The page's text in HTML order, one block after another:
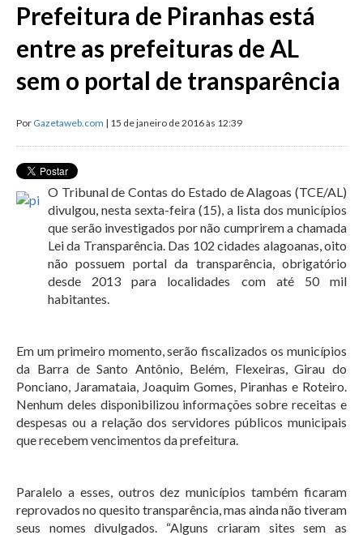
Prefeitura de Piranhas está
entre as prefeituras de AL
sem o portal de transparência
Por Gazetaweb.com | 15 de janeiro de 2016 às 12:39
O Tribunal de Contas do Estado de Alagoas (TCE/AL)
divulgou, nesta sexta-feira (15), a lista dos municípios
que serão investigados por não cumprirem a chamada
Lei da Transparência. Das 102 cidades alagoanas, oito
não possuem portal da transparência, obrigatório
desde 2013 para localidades com até 50 mil
habitantes.
Em um primeiro momento, serão fiscalizados os municípios
da Barra de Santo Antônio, Belém, Flexeiras, Girau do
Ponciano, Jaramataia, Joaquim Gomes, Piranhas e Roteiro.
Nenhum deles disponibilizou informações sobre receitas e
despesas ou a relação dos servidores públicos municipais
que recebem vencimentos da prefeitura.
Paralelo a esses, outros dez municípios também ficaram
reprovados no quesito transparência, mas ainda não tiveram
seus nomes divulgados. “Alguns criaram sites sem as